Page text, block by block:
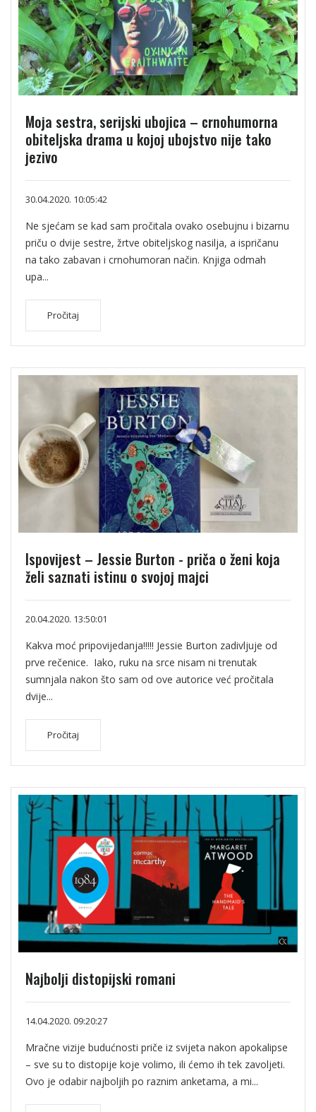
Moja sestra, serijski ubojica – crnohumorna
obiteljska drama u kojoj ubojstvo nije tako
jezivo
30.04.2020. 10:05:42
Ne sjećam se kad sam pročitala ovako osebujnu i bizarnu
priču o dvije sestre, žrtve obiteljskog nasilja, a ispričanu
na tako zabavan i crnohumoran način. Knjiga odmah
upa...
Pročitaj
Ispovijest – Jessie Burton - priča o ženi koja
želi saznati istinu o svojoj majci
20.04.2020. 13:50:01
Kakva moć pripovijedanja!!!!! Jessie Burton zadivljuje od
prve rečenice. Iako, ruku na srce nisam ni trenutak
sumnjala nakon što sam od ove autorice već pročitala
dvije...
Pročitaj
Najbolji distopijski romani
14.04.2020. 09:20:27
Mračne vizije budućnosti priče iz svijeta nakon apokalipse
– sve su to distopije koje volimo, ili ćemo ih tek zavoljeti.
Ovo je odabir najboljih po raznim anketama, a mi...